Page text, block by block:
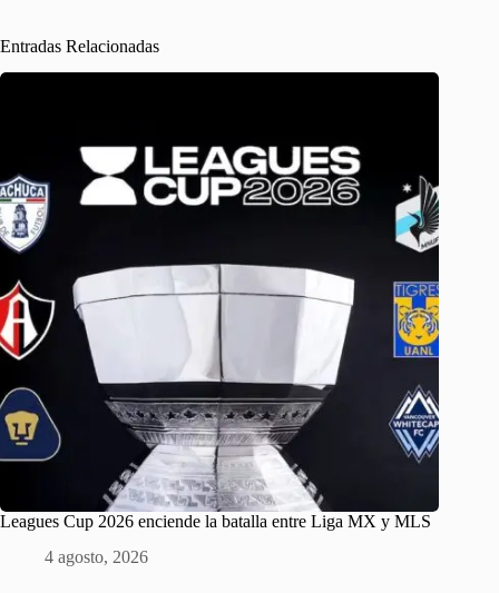
Entradas Relacionadas
Leagues Cup 2026 enciende la batalla entre Liga MX y MLS
4 agosto, 2026